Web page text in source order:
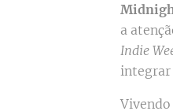
a
Indie
integrar